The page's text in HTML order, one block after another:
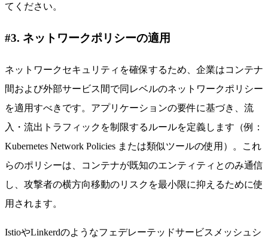
てください。
#3. ネットワークポリシーの適用
ネットワークセキュリティを確保するため、企業はコンテナ
間および外部サービス間で同レベルのネットワークポリシー
を適用すべきです。アプリケーションの要件に基づき、流
入・流出トラフィックを制限するルールを定義します（例：
Kubernetes Network Policies または類似ツールの使用）。これ
らのポリシーは、コンテナが既知のエンティティとのみ通信
し、攻撃者の横方向移動のリスクを最小限に抑えるために使
用されます。
IstioやLinkerdのようなフェデレーテッドサービスメッシュシ